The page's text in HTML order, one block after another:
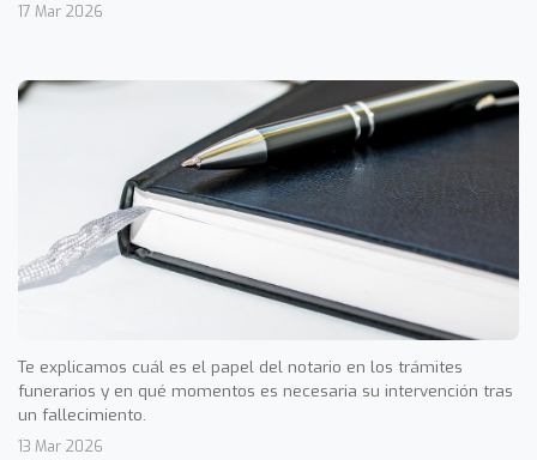
17 Mar 2026
Te explicamos cuál es el papel del notario en los trámites
funerarios y en qué momentos es necesaria su intervención tras
un fallecimiento.
13 Mar 2026